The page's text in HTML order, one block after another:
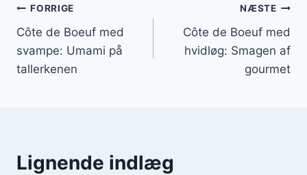
Indlægsnavigation
FORRIGE
Côte de Boeuf med
svampe: Umami på
tallerkenen
NÆSTE
Côte de Boeuf med
hvidløg: Smagen af
gourmet
Lignende indlæg